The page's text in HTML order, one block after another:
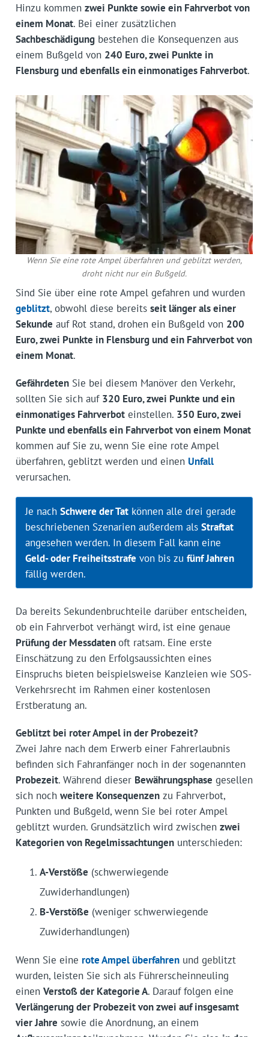
Hinzu kommen zwei Punkte sowie ein Fahrverbot von
einem Monat. Bei einer zusätzlichen
Sachbeschädigungbestehen die Konsequenzen aus
einem Bußgeld von 240 Euro, zwei Punkte in
Flensburg und ebenfalls ein einmonatiges Fahrverbot.
Wenn Sie eine rote Ampel überfahren und geblitzt werden,
droht nicht nur ein Bußgeld.
Sind Sie über eine rote Ampel gefahren und wurden
geblitzt, obwohl diese bereits seit länger als einer
Sekunde auf Rot stand, drohen ein Bußgeld von 200
Euro, zwei Punkte in Flensburg und ein Fahrverbot von
einem Monat.
GefährdetenSie bei diesem Manöver den Verkehr,
sollten Sie sich auf 320 Euro, zwei Punkte und ein
einmonatiges Fahrverboteinstellen. 350 Euro, zwei
Punkte und ebenfalls ein Fahrverbot von einem Monat
kommen auf Sie zu, wenn Sie eine rote Ampel
überfahren, geblitzt werden und einen Unfall
verursachen.
Je nach Schwere der Tatkönnen alle drei gerade
beschriebenen Szenarien außerdem als Straftat
angesehen werden. In diesem Fall kann eine
Geld- oder Freiheitsstrafe von bis zu fünf Jahren
fällig werden.
Da bereits Sekundenbruchteile darüber entscheiden,
ob ein Fahrverbot verhängt wird, ist eine genaue
Prüfung der Messdatenoft ratsam. Eine erste
Einschätzung zu den Erfolgsaussichten eines
Einspruchs bieten beispielsweise Kanzleien wie SOS-
Verkehrsrecht im Rahmen einer kostenlosen
Erstberatung an.
Geblitzt bei roter Ampel in der Probezeit?
Zwei Jahre nach dem Erwerb einer Fahrerlaubnis
befinden sich Fahranfänger noch in der sogenannten
Probezeit. Während dieser Bewährungsphase gesellen
sich noch weitere Konsequenzenzu Fahrverbot,
Punkten und Bußgeld, wenn Sie bei roter Ampel
geblitzt wurden. Grundsätzlich wird zwischen zwei
Kategorien von Regelmissachtungenunterschieden:
A-Verstöße (schwerwiegende
Zuwiderhandlungen)
B-Verstöße (weniger schwerwiegende
Zuwiderhandlungen)
Wenn Sie eine rote Ampel überfahrenund geblitzt
wurden, leisten Sie sich als Führerscheinneuling
einen Verstoß der Kategorie A. Darauf folgen eine
Verlängerung der Probezeit von zwei auf insgesamt
vier Jahre sowie die Anordnung, an einem